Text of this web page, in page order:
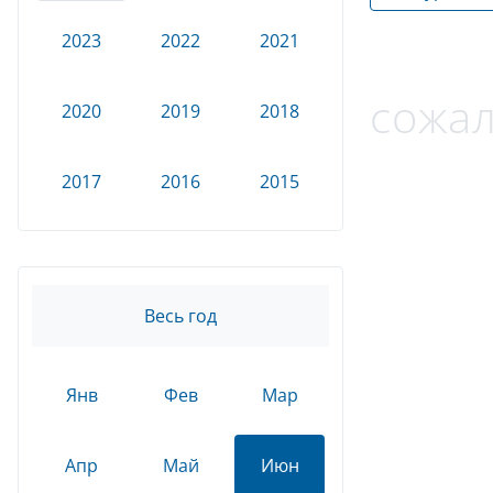
2023 2022 2021
2020 2019 2018
2017 2016 2015
Весь год
Янв Фев Мар
Апр Май Июн